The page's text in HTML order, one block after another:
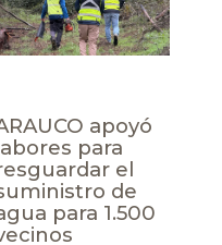
apoyó
para
el
de
para 1.500